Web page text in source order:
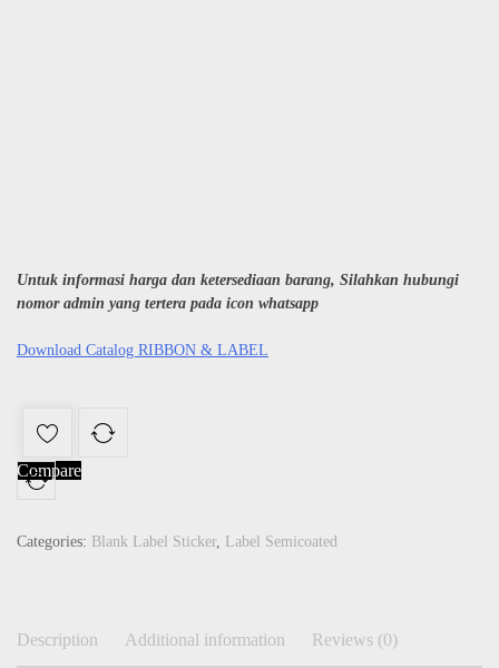
Untuk informasi harga dan ketersediaan barang, Silahkan hubungi
nomor admin yang tertera pada icon whatsapp
Download Catalog RIBBON & LABEL
Compare
Categories: Blank Label Sticker, Label Semicoated
Description Additional information Reviews (0)